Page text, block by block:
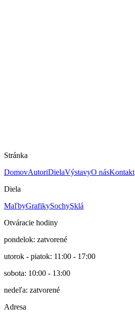
Stránka
DomovAutoriDielaVýstavyO násKontakt
Diela
MaľbyGrafikySochySklá
Otváracie hodiny
pondelok: zatvorené
utorok - piatok: 11:00 - 17:00
sobota: 10:00 - 13:00
nedeľa: zatvorené
Adresa